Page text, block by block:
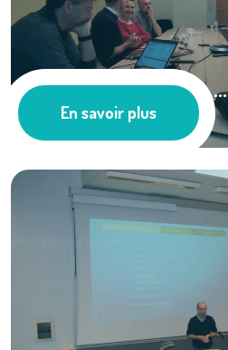
Rencontre BOREA – ...
Les actus
En savoir plus